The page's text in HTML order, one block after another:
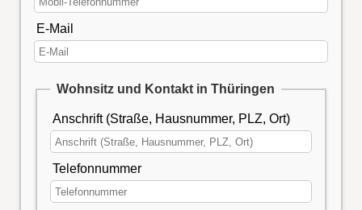
E-Mail
Wohnsitz und Kontakt in Thüringen
Anschrift (Straße, Hausnummer, PLZ, Ort)
Telefonnummer